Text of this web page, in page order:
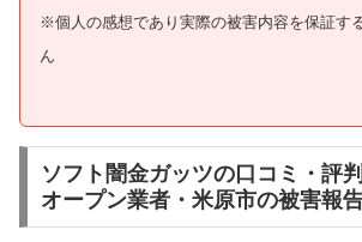
※個人の感想であり実際の被害内容を保証す
ん
ソフト闇金ガッツの口コミ・評
オープン業者・米原市の被害報告